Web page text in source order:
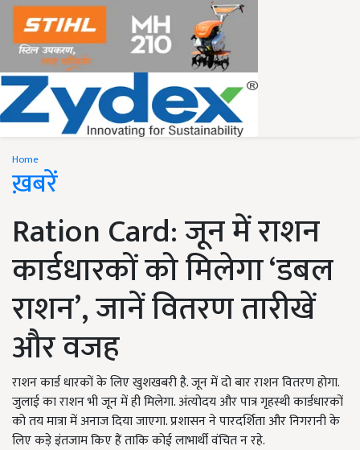
Home
ख़बरें
Ration Card: जून में राशन
कार्डधारकों को मिलेगा ‘डबल
राशन’, जानें वितरण तारीखें
और वजह
राशन कार्ड धारकों के लिए खुशखबरी है. जून में दो बार राशन वितरण होगा.
जुलाई का राशन भी जून में ही मिलेगा. अंत्योदय और पात्र गृहस्थी कार्डधारकों
को तय मात्रा में अनाज दिया जाएगा. प्रशासन ने पारदर्शिता और निगरानी के
लिए कड़े इंतजाम किए हैं ताकि कोई लाभार्थी वंचित न रहे.